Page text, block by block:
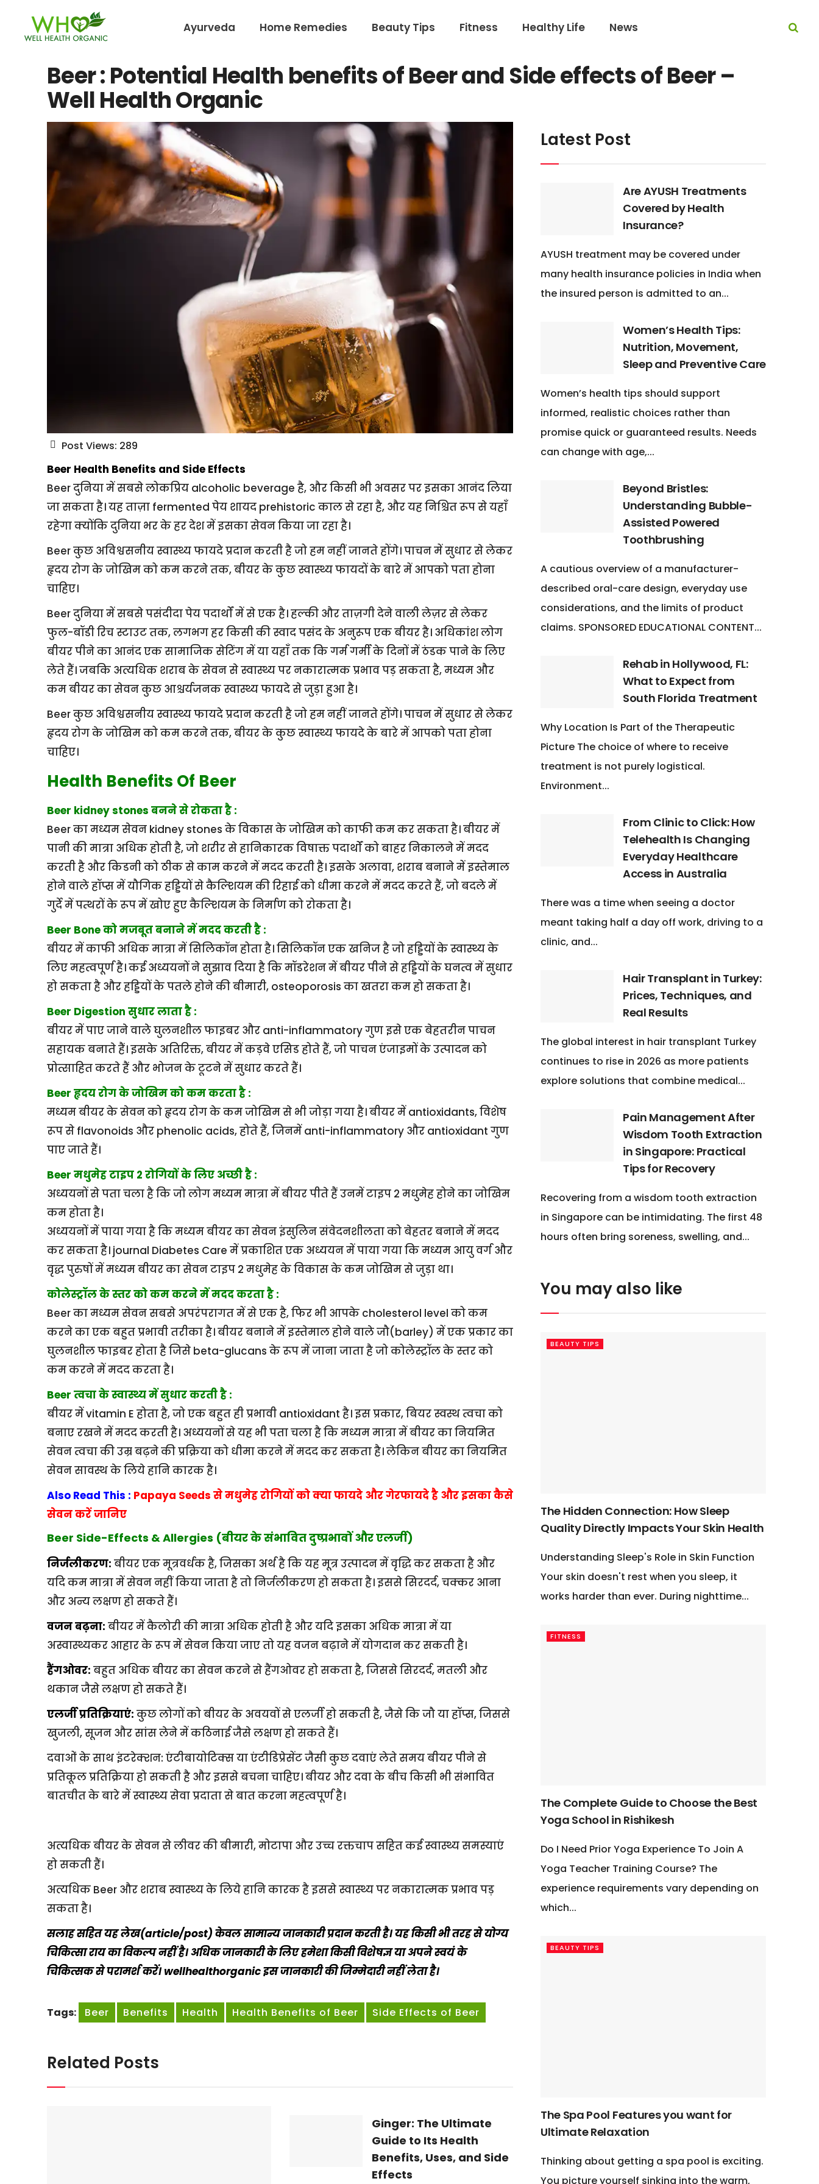
Ayurveda Home Remedies Beauty Tips Fitness Healthy Life News
Beer : Potential Health benefits of Beer and Side effects of Beer –
Well Health Organic
Post Views: 289
Beer Health Benefits and Side Effects
Beer दुनिया में सबसे लोकप्रिय alcoholic beverage है, और किसी भी अवसर पर इसका आनंद लिया
जा सकता है। यह ताज़ा fermented पेय शायद prehistoric काल से रहा है, और यह निश्चित रूप से यहाँ
रहेगा क्योंकि दुनिया भर के हर देश में इसका सेवन किया जा रहा है।
Beer कुछ अविश्वसनीय स्वास्थ्य फायदे प्रदान करती है जो हम नहीं जानते होंगे। पाचन में सुधार से लेकर
हृदय रोग के जोखिम को कम करने तक, बीयर के कुछ स्वास्थ्य फायदों के बारे में आपको पता होना
चाहिए।
Beer दुनिया में सबसे पसंदीदा पेय पदार्थों में से एक है। हल्की और ताज़गी देने वाली लेज़र से लेकर
फुल-बॉडी रिच स्टाउट तक, लगभग हर किसी की स्वाद पसंद के अनुरूप एक बीयर है। अधिकांश लोग
बीयर पीने का आनंद एक सामाजिक सेटिंग में या यहाँ तक कि गर्म गर्मी के दिनों में ठंडक पाने के लिए
लेते हैं। जबकि अत्यधिक शराब के सेवन से स्वास्थ्य पर नकारात्मक प्रभाव पड़ सकता है, मध्यम और
कम बीयर का सेवन कुछ आश्चर्यजनक स्वास्थ्य फायदे से जुड़ा हुआ है।
Beer कुछ अविश्वसनीय स्वास्थ्य फायदे प्रदान करती है जो हम नहीं जानते होंगे। पाचन में सुधार से लेकर
हृदय रोग के जोखिम को कम करने तक, बीयर के कुछ स्वास्थ्य फायदे के बारे में आपको पता होना
चाहिए।
Health Benefits Of Beer
Beer kidney stones बनने से रोकता है :
Beer का मध्यम सेवन kidney stones के विकास के जोखिम को काफी कम कर सकता है। बीयर में
पानी की मात्रा अधिक होती है, जो शरीर से हानिकारक विषाक्त पदार्थों को बाहर निकालने में मदद
करती है और किडनी को ठीक से काम करने में मदद करती है। इसके अलावा, शराब बनाने में इस्तेमाल
होने वाले हॉप्स में यौगिक हड्डियों से कैल्शियम की रिहाई को धीमा करने में मदद करते हैं, जो बदले में
गुर्दे में पत्थरों के रूप में खोए हुए कैल्शियम के निर्माण को रोकता है।
Beer Bone को मजबूत बनाने में मदद करती है :
बीयर में काफी अधिक मात्रा में सिलिकॉन होता है। सिलिकॉन एक खनिज है जो हड्डियों के स्वास्थ्य के
लिए महत्वपूर्ण है। कई अध्ययनों ने सुझाव दिया है कि मॉडरेशन में बीयर पीने से हड्डियों के घनत्व में सुधार
हो सकता है और हड्डियों के पतले होने की बीमारी, osteoporosis का खतरा कम हो सकता है।
Beer Digestion सुधार लाता है :
बीयर में पाए जाने वाले घुलनशील फाइबर और anti-inflammatory गुण इसे एक बेहतरीन पाचन
सहायक बनाते हैं। इसके अतिरिक्त, बीयर में कड़वे एसिड होते हैं, जो पाचन एंजाइमों के उत्पादन को
प्रोत्साहित करते हैं और भोजन के टूटने में सुधार करते हैं।
Beer हृदय रोग के जोखिम को कम करता है :
मध्यम बीयर के सेवन को हृदय रोग के कम जोखिम से भी जोड़ा गया है। बीयर में antioxidants, विशेष
रूप से flavonoids और phenolic acids, होते हैं, जिनमें anti-inflammatory और antioxidant गुण
पाए जाते हैं।
Beer मधुमेह टाइप 2 रोगियों के लिए अच्छी है :
अध्ययनों से पता चला है कि जो लोग मध्यम मात्रा में बीयर पीते हैं उनमें टाइप 2 मधुमेह होने का जोखिम
कम होता है।
अध्ययनों में पाया गया है कि मध्यम बीयर का सेवन इंसुलिन संवेदनशीलता को बेहतर बनाने में मदद
कर सकता है। journal Diabetes Care में प्रकाशित एक अध्ययन में पाया गया कि मध्यम आयु वर्ग और
वृद्ध पुरुषों में मध्यम बीयर का सेवन टाइप 2 मधुमेह के विकास के कम जोखिम से जुड़ा था।
कोलेस्ट्रॉल के स्तर को कम करने में मदद करता है :
Beer का मध्यम सेवन सबसे अपरंपरागत में से एक है, फिर भी आपके cholesterol level को कम
करने का एक बहुत प्रभावी तरीका है। बीयर बनाने में इस्तेमाल होने वाले जौ(barley) में एक प्रकार का
घुलनशील फाइबर होता है जिसे beta-glucans के रूप में जाना जाता है जो कोलेस्ट्रॉल के स्तर को
कम करने में मदद करता है।
Beer त्वचा के स्वास्थ्य में सुधार करती है :
बीयर में vitamin E होता है, जो एक बहुत ही प्रभावी antioxidant है। इस प्रकार, बियर स्वस्थ त्वचा को
बनाए रखने में मदद करती है। अध्ययनों से यह भी पता चला है कि मध्यम मात्रा में बीयर का नियमित
सेवन त्वचा की उम्र बढ़ने की प्रक्रिया को धीमा करने में मदद कर सकता है। लेकिन बीयर का नियमित
सेवन सावस्थ के लिये हानि कारक है।
Also Read This : Papaya Seeds से मधुमेह रोगियों को क्या फायदे और गेरफायदे है और इसका कैसे
सेवन करें जानिए
Beer Side-Effects & Allergies (बीयर के संभावित दुष्प्रभावों और एलर्जी)
निर्जलीकरण: बीयर एक मूत्रवर्धक है, जिसका अर्थ है कि यह मूत्र उत्पादन में वृद्धि कर सकता है और
यदि कम मात्रा में सेवन नहीं किया जाता है तो निर्जलीकरण हो सकता है। इससे सिरदर्द, चक्कर आना
और अन्य लक्षण हो सकते हैं।
वजन बढ़ना: बीयर में कैलोरी की मात्रा अधिक होती है और यदि इसका अधिक मात्रा में या
अस्वास्थ्यकर आहार के रूप में सेवन किया जाए तो यह वजन बढ़ाने में योगदान कर सकती है।
हैंगओवर: बहुत अधिक बीयर का सेवन करने से हैंगओवर हो सकता है, जिससे सिरदर्द, मतली और
थकान जैसे लक्षण हो सकते हैं।
एलर्जी प्रतिक्रियाएं: कुछ लोगों को बीयर के अवयवों से एलर्जी हो सकती है, जैसे कि जौ या हॉप्स, जिससे
खुजली, सूजन और सांस लेने में कठिनाई जैसे लक्षण हो सकते हैं।
दवाओं के साथ इंटरेक्शन: एंटीबायोटिक्स या एंटीडिप्रेसेंट जैसी कुछ दवाएं लेते समय बीयर पीने से
प्रतिकूल प्रतिक्रिया हो सकती है और इससे बचना चाहिए। बीयर और दवा के बीच किसी भी संभावित
बातचीत के बारे में स्वास्थ्य सेवा प्रदाता से बात करना महत्वपूर्ण है।
अत्यधिक बीयर के सेवन से लीवर की बीमारी, मोटापा और उच्च रक्तचाप सहित कई स्वास्थ्य समस्याएं
हो सकती हैं।
अत्यधिक Beer और शराब स्वास्थ्य के लिये हानि कारक है इससे स्वास्थ्य पर नकारात्मक प्रभाव पड़
सकता है।
सलाह सहित यह लेख(article/post) केवल सामान्य जानकारी प्रदान करती है। यह किसी भी तरह से योग्य
चिकित्सा राय का विकल्प नहीं है। अधिक जानकारी के लिए हमेशा किसी विशेषज्ञ या अपने स्वयं के
चिकित्सक से परामर्श करें। wellhealthorganic इस जानकारी की जिम्मेदारी नहीं लेता है।
Tags: Beer Benefits Health Health Benefits of Beer Side Effects of Beer
Related Posts
Ginger: The Ultimate
Guide to Its Health
Benefits, Uses, and Side
Effects
Latest Post
Are AYUSH Treatments
Covered by Health
Insurance?
AYUSH treatment may be covered under
many health insurance policies in India when
the insured person is admitted to an...
Women’s Health Tips:
Nutrition, Movement,
Sleep and Preventive Care
Women’s health tips should support
informed, realistic choices rather than
promise quick or guaranteed results. Needs
can change with age,...
Beyond Bristles:
Understanding Bubble-
Assisted Powered
Toothbrushing
A cautious overview of a manufacturer-
described oral-care design, everyday use
considerations, and the limits of product
claims. SPONSORED EDUCATIONAL CONTENT...
Rehab in Hollywood, FL:
What to Expect from
South Florida Treatment
Why Location Is Part of the Therapeutic
Picture The choice of where to receive
treatment is not purely logistical.
Environment...
From Clinic to Click: How
Telehealth Is Changing
Everyday Healthcare
Access in Australia
There was a time when seeing a doctor
meant taking half a day off work, driving to a
clinic, and...
Hair Transplant in Turkey:
Prices, Techniques, and
Real Results
The global interest in hair transplant Turkey
continues to rise in 2026 as more patients
explore solutions that combine medical...
Pain Management After
Wisdom Tooth Extraction
in Singapore: Practical
Tips for Recovery
Recovering from a wisdom tooth extraction
in Singapore can be intimidating. The first 48
hours often bring soreness, swelling, and...
You may also like
BEAUTY TIPS
The Hidden Connection: How Sleep
Quality Directly Impacts Your Skin Health
Understanding Sleep's Role in Skin Function
Your skin doesn't rest when you sleep, it
works harder than ever. During nighttime...
FITNESS
The Complete Guide to Choose the Best
Yoga School in Rishikesh
Do I Need Prior Yoga Experience To Join A
Yoga Teacher Training Course? The
experience requirements vary depending on
which...
BEAUTY TIPS
The Spa Pool Features you want for
Ultimate Relaxation
Thinking about getting a spa pool is exciting.
You picture yourself sinking into the warm,